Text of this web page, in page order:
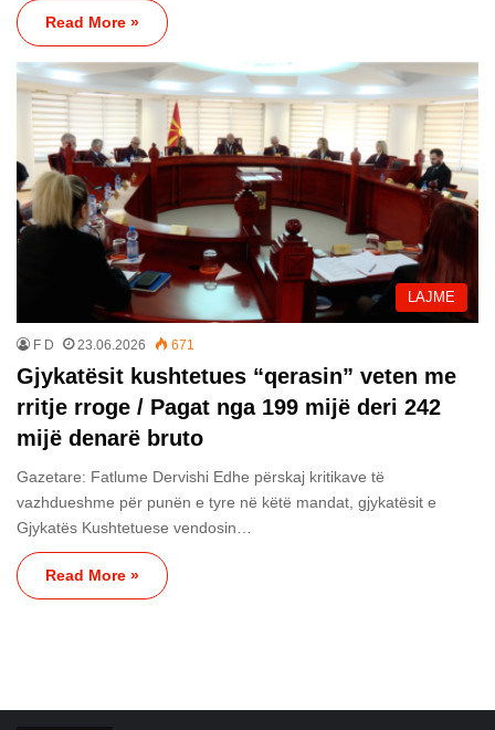
Read More »
LAJME
F D 23.06.2026 671
Gjykatësit kushtetues “qerasin” veten me
rritje rroge / Pagat nga 199 mijë deri 242
mijë denarë bruto
Gazetare: Fatlume Dervishi Edhe përskaj kritikave të
vazhdueshme për punën e tyre në këtë mandat, gjykatësit e
Gjykatës Kushtetuese vendosin…
Read More »